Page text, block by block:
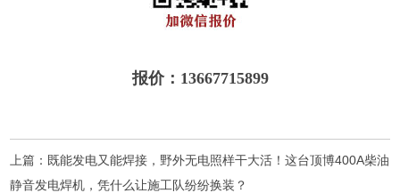
报价：13667715899
上篇： 既能发电又能焊接，野外无电照样干大活！这台顶博400A柴油
静音发电焊机，凭什么让施工队纷纷换装？